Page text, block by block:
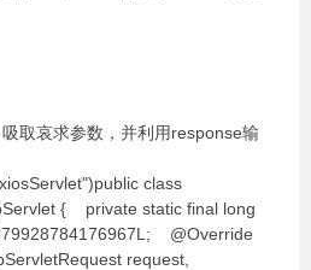
取哀求参数，并利用response输
class
{ private static final long
@Override
request,